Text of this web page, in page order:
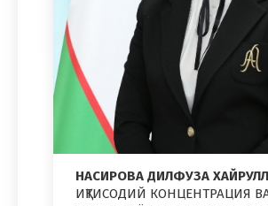
НАСИРОВА ДИЛФУЗА
ИҚТИСОДИЙ КОНЦЕНТРАЦИЯ